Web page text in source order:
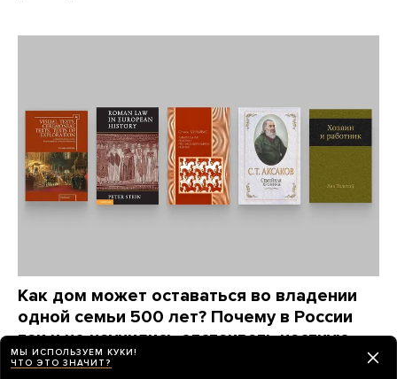
Как дом может оставаться во владении
одной семьи 500 лет? Почему в России
так и не научились отстаивать частную
собственность?
МЫ ИСПОЛЬЗУЕМ КУКИ!
ЧТО ЭТО ЗНАЧИТ?